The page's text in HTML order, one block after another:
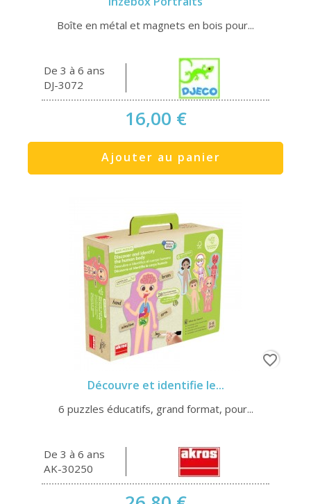
Boîte en métal et magnets en bois pour...
De 3 à 6 ans
DJ-3072
16,00 €
Ajouter au panier
Découvre et identifie le...
6 puzzles éducatifs, grand format, pour...
De 3 à 6 ans
AK-30250
favorite_border